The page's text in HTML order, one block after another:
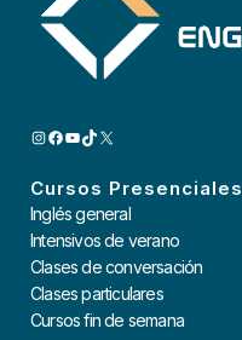
INSTAGRAM
FACEBOOK
YOUTUBE
TIKTOK
X
Cursos Presenciales
Inglés general
Intensivos de verano
Clases de conversación
Clases particulares
Cursos fin de semana